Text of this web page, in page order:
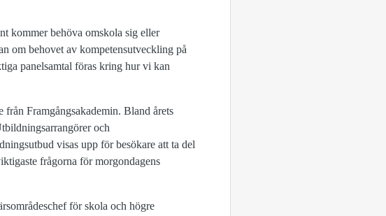
kommer behöva omskola sig eller
om behovet av kompetensutveckling på
panelsamtal föras kring hur vi kan
Framgångsakademin. Bland årets
och
visas upp för besökare att ta del
frågorna för morgondagens
för skola och högre